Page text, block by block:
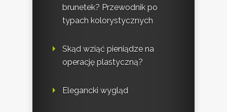
brunetek? Przewodnik po
typach kolorystycznych
Skąd wziąć pieniądze na
operację plastyczną?
Elegancki wygląd